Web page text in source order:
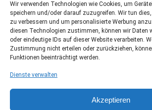
Wir verwenden Technologien wie Cookies, um
speichern und/oder darauf zuzugreifen. Wir tun
zu verbessern und um personalisierte Werbung
diesen Technologien zustimmen, können wir Daten
oder eindeutige IDs auf dieser Website verarbeiten.
Zustimmung nicht erteilen oder zurückziehen,
Funktionen beeinträchtigt werden.
Dienste verwalten
Akzeptieren
FOLGE UNS!
Facebook
Fussball.de